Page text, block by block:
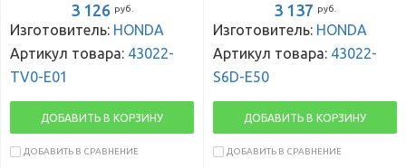
3 126 руб.
Изготовитель: HONDA
Артикул товара: 43022-
TV0-E01
ДОБАВИТЬ В КОРЗИНУ
ДОБАВИТЬ В СРАВНЕНИЕ
3 137 руб.
Изготовитель: HONDA
Артикул товара: 43022-
S6D-E50
ДОБАВИТЬ В КОРЗИНУ
ДОБАВИТЬ В СРАВНЕНИЕ